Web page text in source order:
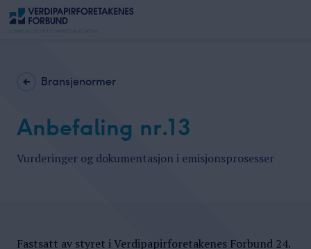
Bransjenormer
Anbefaling nr.13
Vurderinger og dokumentasjon i emisjonsprosesser
Fastsatt av styret i Verdipapirforetakenes Forbund 24.